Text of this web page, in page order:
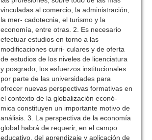
vinculadas al comercio, la administración,
la mer- cadotecnia, el turismo y la
economía, entre otras. 2. Es necesario
efectuar estudios en torno a las
modificaciones curri- culares y de oferta
de estudios de los niveles de licenciatura
y posgrado; los esfuerzos institucionales
por parte de las universidades para
ofrecer nuevas perspectivas formativas en
el contexto de la globalización econó-
mica constituyen un importante motivo de
análisis. 3. La perspectiva de la economía
global habrá de requerir, en el campo
educativo, del aprendizaje y aplicación de